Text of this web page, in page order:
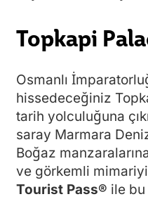
Topkapi
Osmanlı
hissedeceğiniz
tarih yolculuğuna
saray Marmara
Boğaz
ve görkemli
Tourist Pass® ile bu